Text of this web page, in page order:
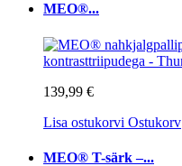
MEO®...
139,99 €
Lisa ostukorvi Ostukorv
MEO® T-särk –...